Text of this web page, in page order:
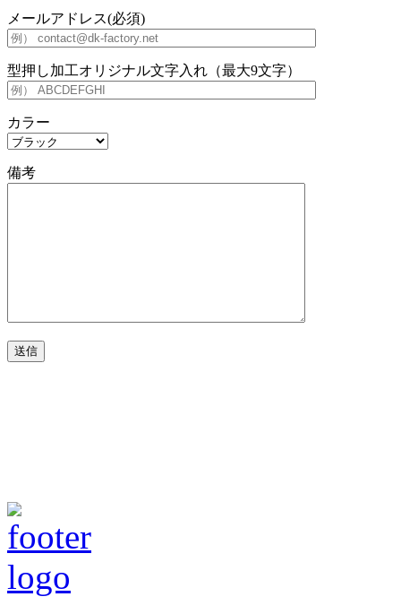
メールアドレス(必須)
型押し加工オリジナル文字入れ（最大9文字）
カラー
備考